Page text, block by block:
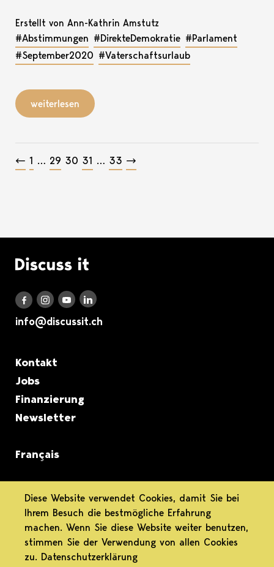
Erstellt von Ann-Kathrin Amstutz
#Abstimmungen #DirekteDemokratie #Parlament
#September2020 #Vaterschaftsurlaub
weiterlesen
Beitragsnavigation
← 1 … 29 30 31 … 33 →
Logo Discuss it
Discuss it auf Facebook
Discuss it auf Instagram
Discuss it auf Youtube
Discuss it auf LinkedIn
info@discussit.ch
Metanavigation
Kontakt
Jobs
Finanzierung
Newsletter
Français
informiert.
differenziert.
engagiert.
Diese Website verwendet Cookies, damit Sie bei
Ihrem Besuch die bestmögliche Erfahrung
machen. Wenn Sie diese Website weiter benutzen,
stimmen Sie der Verwendung von allen Cookies
zu. Datenschutzerklärung